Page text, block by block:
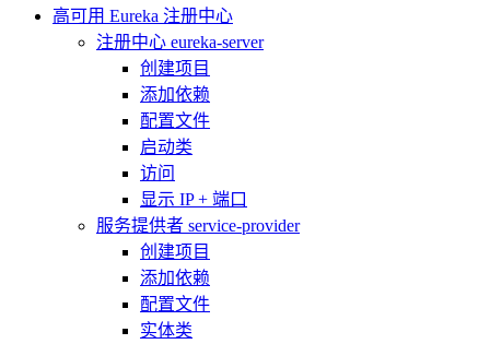
高可用 Eureka 注册中心
注册中心 eureka-server
创建项目
添加依赖
配置文件
启动类
访问
显示 IP + 端口
服务提供者 service-provider
创建项目
添加依赖
配置文件
实体类